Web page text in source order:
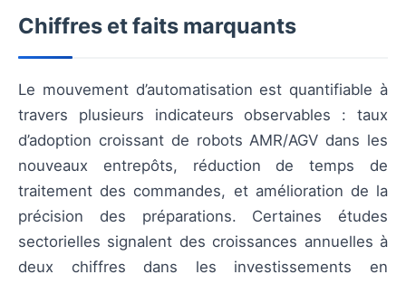
Chiffres et faits marquants
Le mouvement d’automatisation est quantifiable à
travers plusieurs indicateurs observables : taux
d’adoption croissant de robots AMR/AGV dans les
nouveaux entrepôts, réduction de temps de
traitement des commandes, et amélioration de la
précision des préparations. Certaines études
sectorielles signalent des croissances annuelles à
deux chiffres dans les investissements en